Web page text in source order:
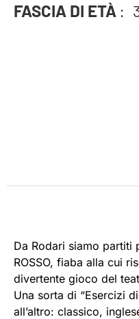
FASCIA DI ETÀ :
Da Rodari siamo partiti
ROSSO, fiaba alla cui
divertente gioco del
Una sorta di “Esercizi
all’altro: classico,